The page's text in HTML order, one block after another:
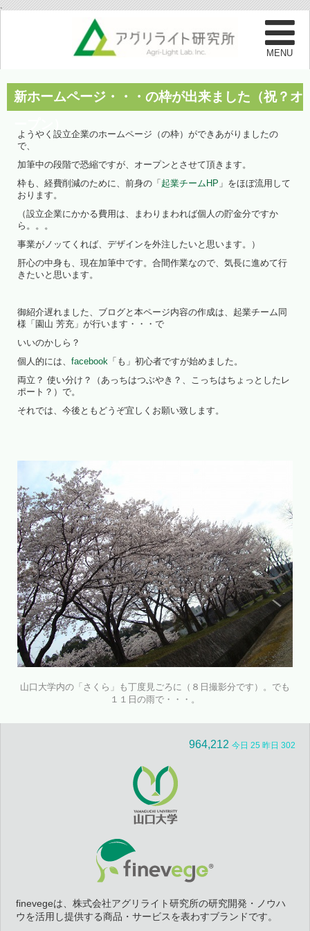
.
新ホームページ・・・の枠が出来ました（祝？オ
ようやく設立企業のホームページ（の枠）ができあがりましたの
で、
加筆中の段階で恐縮ですが、オープンとさせて頂きます。
枠も、経費削減のために、前身の「 起業チームHP 」をほぼ流用して
おります。
（設立企業にかかる費用は、まわりまわれば個人の貯金分ですか
ら。。。
事業がノッてくれば、デザインを外注したいと思います。）
肝心の中身も、現在加筆中です。合間作業なので、気長に進めて行
きたいと思います。
御紹介遅れました、ブログと本ページ内容の作成は、起業チーム同
様「園山 芳充」が行います・・・で
いいのかしら？
個人的には、 facebook 「も」初心者ですが始めました。
両立？ 使い分け？（あっちはつぶやき？、こっちはちょっとしたレ
ポート？）で。
それでは、今後ともどうぞ宜しくお願い致します。
山口大学内の「さくら」も丁度見ごろに（８日撮影分です）。でも
１１日の雨で・・・。
964,212 今日 25 昨日 302
finevegeは、株式会社アグリライト研究所の研究開発・ノウハ
ウを活用し提供する商品・サービスを表わすブランドです。